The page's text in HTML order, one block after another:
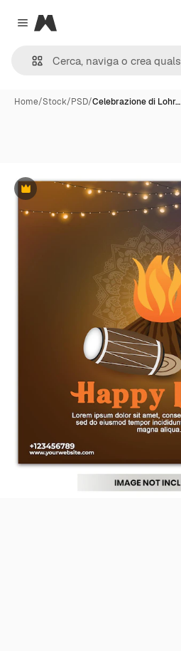
Close menu
Magnific
Home/Stock/PSD/Celebrazione di Lohr…
Premium